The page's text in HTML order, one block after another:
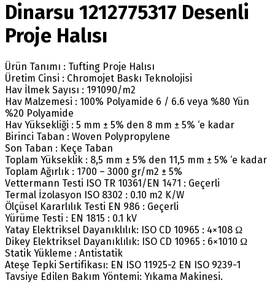
Dinarsu 1212775317 Desenli
Proje Halısı
Ürün Tanımı : Tufting Proje Halısı
Üretim Cinsi : Chromojet Baskı Teknolojisi
Hav İlmek Sayısı : 191090/m2
Hav Malzemesi : 100% Polyamide 6 / 6.6 veya %80 Yün
%20 Polyamide
Hav Yüksekliği : 5 mm ± 5% den 8 mm ± 5% ‘e kadar
Birinci Taban : Woven Polypropylene
Son Taban : Keçe Taban
Toplam Yükseklik : 8,5 mm ± 5% den 11,5 mm ± 5% ‘e kadar
Toplam Ağırlık : 1700 – 3000 gr/m2 ± 5%
Vettermann Testi ISO TR 10361/EN 1471 : Geçerli
Termal İzolasyon ISO 8302 : 0.10 m2 K/W
Ölçüsel Kararlılık Testi EN 986 : Geçerli
Yürüme Testi : EN 1815 : 0.1 kV
Yatay Elektriksel Dayanıklılık: ISO CD 10965 : 4×108 Ω
Dikey Elektriksel Dayanıklılık: ISO CD 10965 : 6×1010 Ω
Statik Yükleme : Antistatik
Ateşe Tepki Sertifikası: EN ISO 11925-2 EN ISO 9239-1
Tavsiye Edilen Bakım Yöntemi: Yıkama Makinesi.